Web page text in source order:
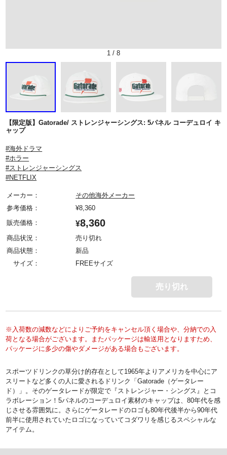
1 / 8
【限定版】Gatorade/ ストレンジャーシングス: 5パネル コーデュロイ キ
ャップ
#海外ドラマ
#ホラー
#ストレンジャーシングス
#NETFLIX
メーカー：
その他海外メーカー
参考価格：
¥8,360
販売価格：
¥8,360
商品状況：
売り切れ
商品状態：
新品
サイズ：
FREEサイズ
売り切れ
※入荷数の減数などによりご予約をキャンセル頂く場合や、分納での入
荷となる場合がございます。またパッケージは輸送用となりますため、
パッケージに多少の傷やダメージがある場合もございます。
スポーツドリンクの草分け的存在として1965年よりアメリカを中心にア
スリートなど多くの人に愛されるドリンク「Gatorade（ゲータレー
ド）」。そのゲータレードが限定で『ストレンジャー・シングス』とコ
ラボレーション！5パネルのコーデュロイ素材のキャップは、80年代を感
じさせる雰囲気に。さらにゲータレードのロゴも80年代後半から90年代
前半に使用されていたロゴになっていてコダワリを感じるスペシャルな
アイテム。